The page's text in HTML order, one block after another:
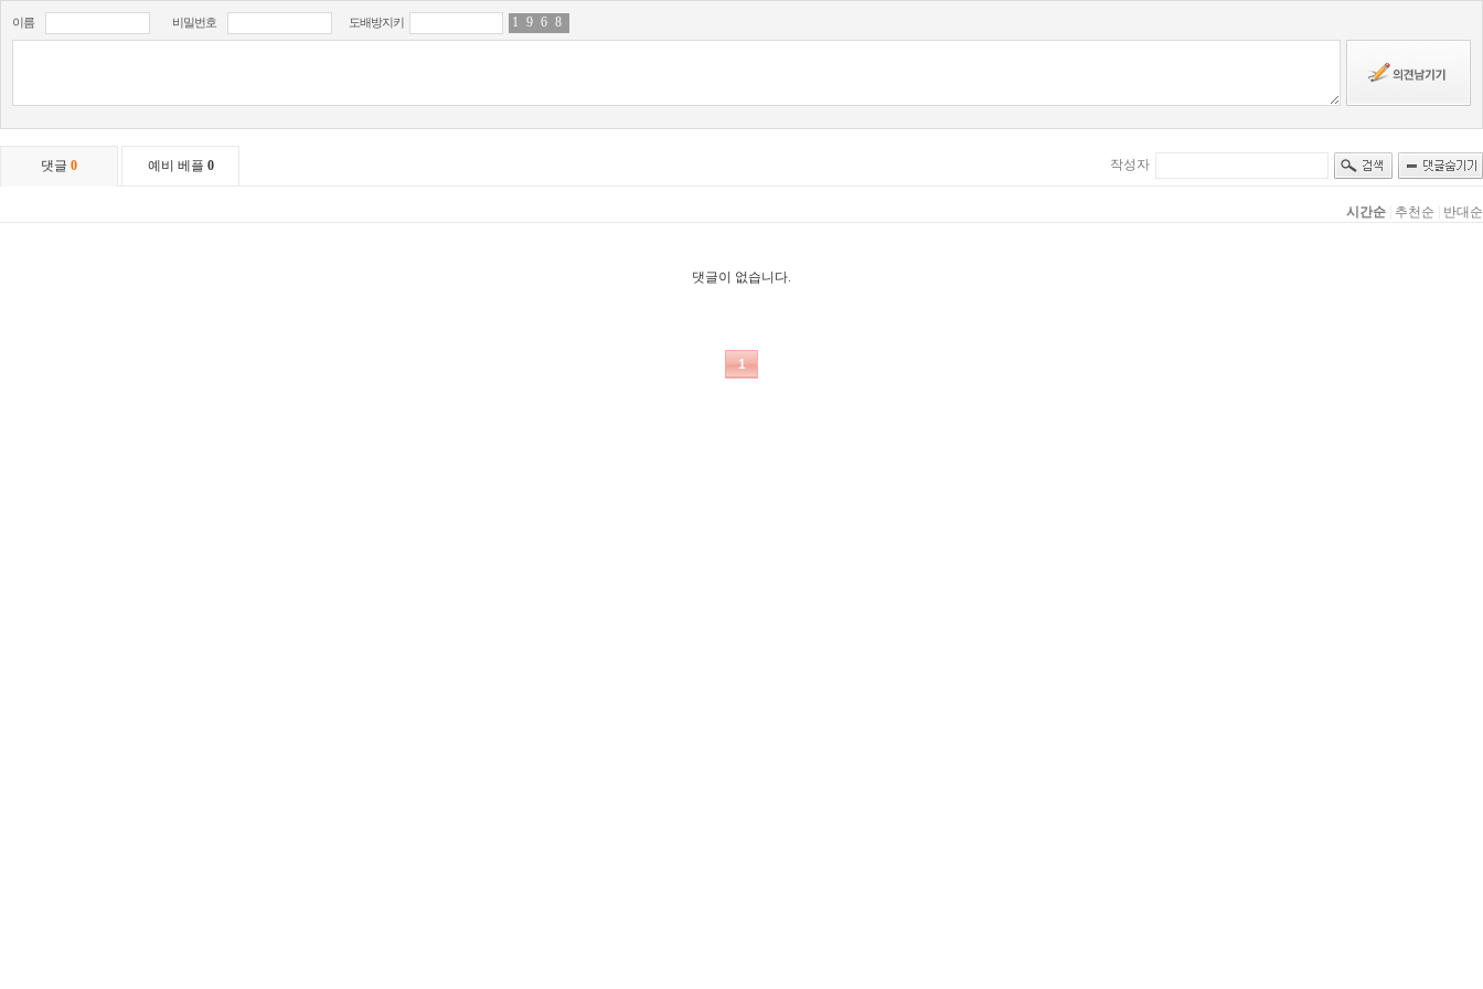
이름 비밀번호 도배방지키 1 9 6 8
댓글 0 예비 베플 0 작성자
시간순 추천순 반대순
댓글이 없습니다.
1